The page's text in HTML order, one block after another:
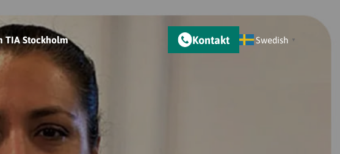
TIA Stockholm Kontakt Swedish ▼